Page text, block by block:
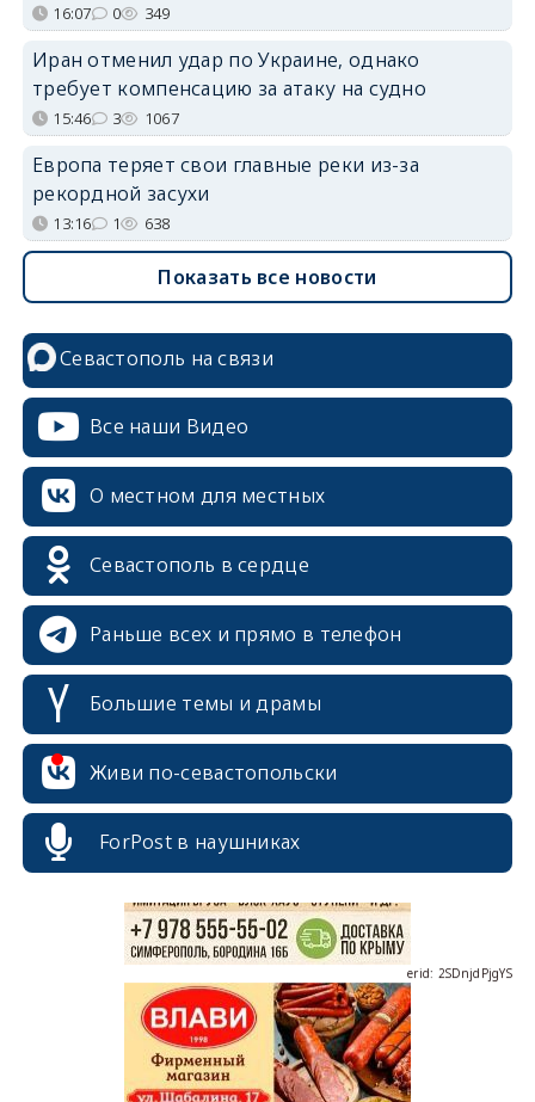
16:07 0 349
Иран отменил удар по Украине, однако
требует компенсацию за атаку на судно
15:46 3 1067
Европа теряет свои главные реки из-за
рекордной засухи
13:16 1 638
Показать все новости
Севастополь на связи
Все наши Видео
О местном для местных
Севастополь в сердце
Раньше всех и прямо в телефон
Большие темы и драмы
Живи по-севастопольски
ForPost в наушниках
erid: 2SDnjcrDNw6
erid: 2SDnjdvhGXG